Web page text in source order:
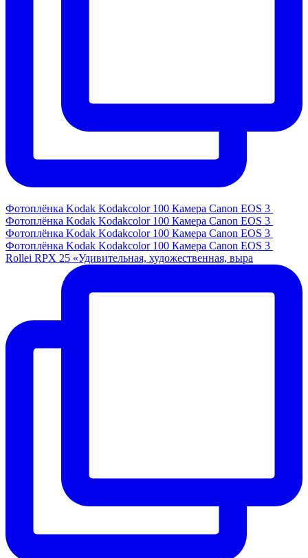
Фотоплёнка Kodak Kodakcolor 100 Камера Canon EOS 3
Фотоплёнка Kodak Kodakcolor 100 Камера Canon EOS 3
Фотоплёнка Kodak Kodakcolor 100 Камера Canon EOS 3
Фотоплёнка Kodak Kodakcolor 100 Камера Canon EOS 3
Rollei RPX 25 «Удивительная, художественная, выра